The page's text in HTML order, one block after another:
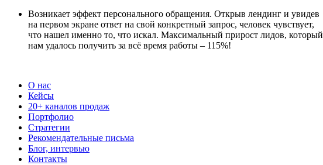
Возникает эффект персонального обращения. Открыв лендинг и увидев
на первом экране ответ на свой конкретный запрос, человек чувствует,
что нашел именно то, что искал. Максимальный прирост лидов, который
нам удалось получить за всё время работы – 115%!
О нас
Кейсы
20+ каналов продаж
Портфолио
Стратегии
Рекомендательные письма
Блог, интервью
Контакты